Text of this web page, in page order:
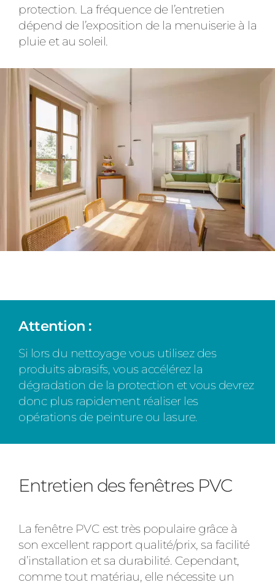
protection. La fréquence de l’entretien
dépend de l’exposition de la menuiserie à la
pluie et au soleil.
Attention :
Si lors du nettoyage vous utilisez des
produits abrasifs, vous accélérez la
dégradation de la protection et vous devrez
donc plus rapidement réaliser les
opérations de peinture ou lasure.
Entretien des fenêtres PVC
La fenêtre PVC est très populaire grâce à
son excellent rapport qualité/prix, sa facilité
d’installation et sa durabilité. Cependant,
comme tout matériau, elle nécessite un